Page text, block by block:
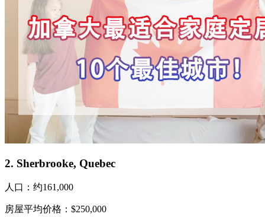
2. Sherbrooke, Quebec
人口：约161,000
房屋平均价格：$250,000